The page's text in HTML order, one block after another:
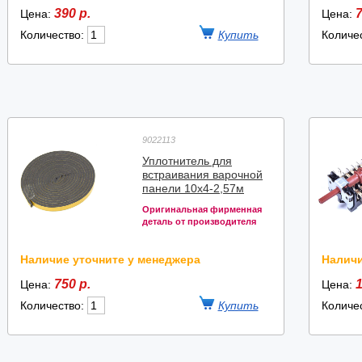
Цена: 390 р.
Количество:
Цена:
9022113
Уплотнитель для
встраивания варочной
панели 10x4-2,57м
Оригинальная фирменная
деталь от производителя
Наличие уточните у менеджера
Цена: 750 р.
Количество:
Цена: